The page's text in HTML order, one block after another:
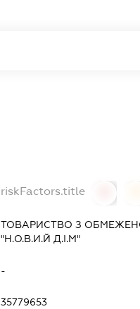
riskFactors.title
ТОВАРИСТВО З
"Н.О.В.И.Й Д.І.М"
-
35779653